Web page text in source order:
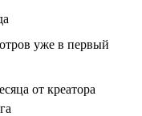
уже в первый
от креатора